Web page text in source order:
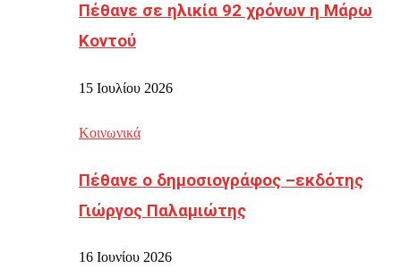
Πέθανε σε ηλικία 92 χρόνων η Μάρω
Κοντού
15 Ιουλίου 2026
Κοινωνικά
Πέθανε ο δημοσιογράφος –εκδότης
Γιώργος Παλαμιώτης
16 Ιουνίου 2026